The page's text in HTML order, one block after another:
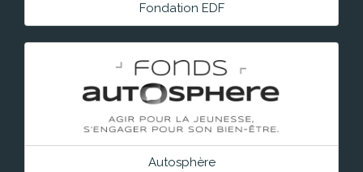
Fondation EDF
Autosphère